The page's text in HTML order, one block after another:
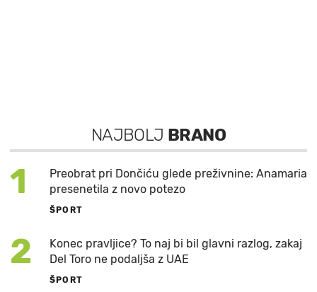
NAJBOLJ BRANO
1
Preobrat pri Dončiću glede preživnine: Anamaria
presenetila z novo potezo
ŠPORT
2
Konec pravljice? To naj bi bil glavni razlog, zakaj
Del Toro ne podaljša z UAE
ŠPORT